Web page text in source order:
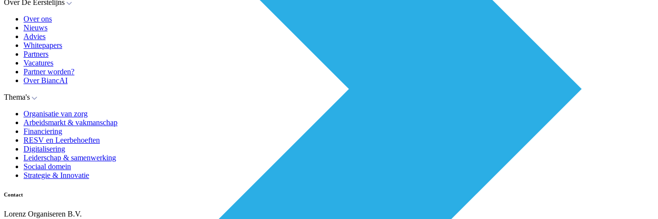
Over De Eerstelijns
Over ons
Nieuws
Advies
Whitepapers
Partners
Vacatures
Partner worden?
Over BiancAI
Thema's
Organisatie van zorg
Arbeidsmarkt & vakmanschap
Financiering
RESV en Leerbehoeften
Digitalisering
Leiderschap & samenwerking
Sociaal domein
Strategie & Innovatie
Contact
Lorenz Organiseren B.V.